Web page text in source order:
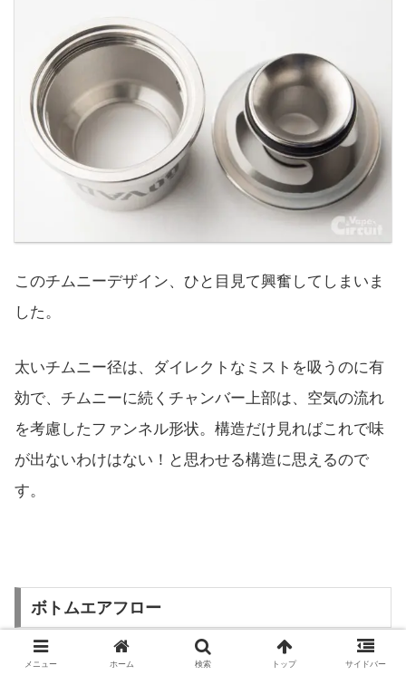
このチムニーデザイン、ひと目見て興奮してしまいま
した。
太いチムニー径は、ダイレクトなミストを吸うのに有
効で、チムニーに続くチャンバー上部は、空気の流れ
を考慮したファンネル形状。構造だけ見ればこれで味
が出ないわけはない！と思わせる構造に思えるので
す。
ボトムエアフロー
メニュー ホーム 検索 トップ サイドバー